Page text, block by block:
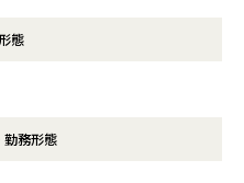
態
勤務形態